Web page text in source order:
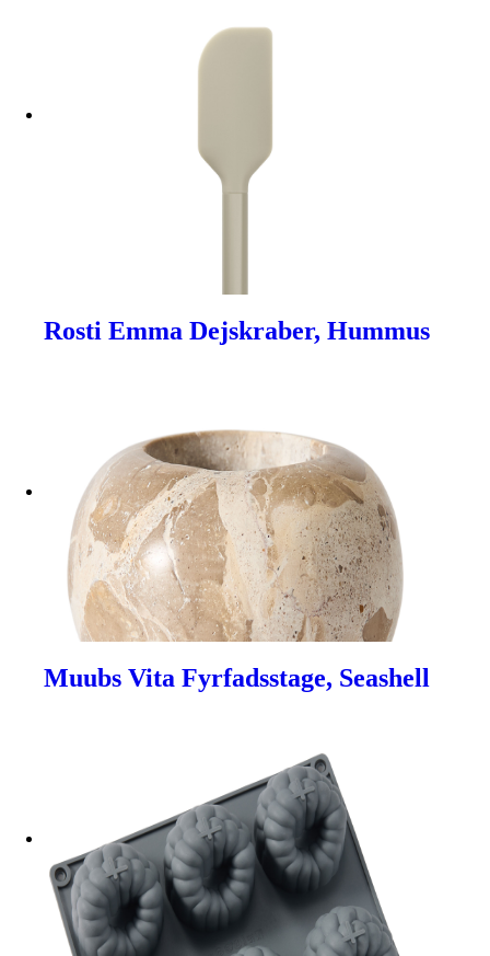
Rosti Emma Dejskraber, Hummus
Muubs Vita Fyrfadsstage, Seashell